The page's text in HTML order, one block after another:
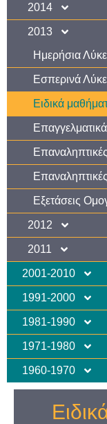
2014
2013
Ημερήσια
Εσπερινά
Ειδικά
Εξετάσεις
2012
2011
2001-2010
1991-2000
1981-1990
1971-1980
1960-1970